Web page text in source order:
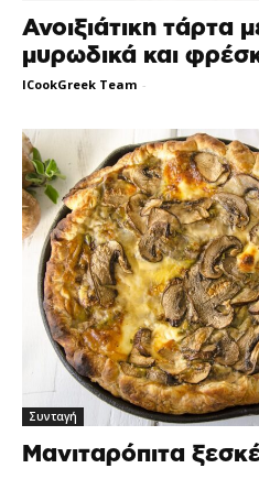
Ανοιξιάτικη τάρτα
μυρωδικά και
ICookGreek Team -
Συνταγή
Μανιταρόπιτα